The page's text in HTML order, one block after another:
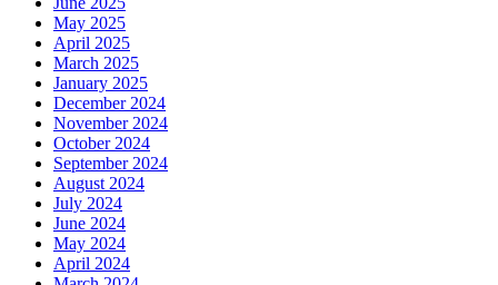
May 2025
April 2025
March 2025
January 2025
December 2024
November 2024
October 2024
September 2024
August 2024
July 2024
June 2024
May 2024
April 2024